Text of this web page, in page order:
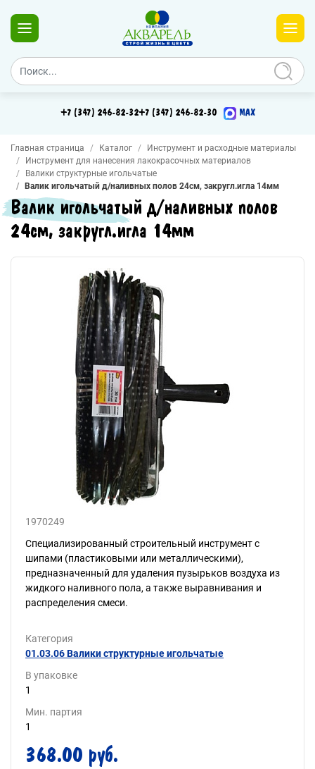
+7 (347) 246-82-32+7 (347) 246-82-30 MAX
Главная страница Каталог
Инструмент и расходные материалы
Инструмент для нанесения лакокрасочных материалов
Валики структурные игольчатые
Валик игольчатый д/наливных полов 24см, закругл.игла 14мм
Валик игольчатый д/наливных полов
24см, закругл.игла 14мм
1970249
Специализированный строительный инструмент с
шипами (пластиковыми или металлическими),
предназначенный для удаления пузырьков воздуха из
жидкого наливного пола, а также выравнивания и
распределения смеси.
Категория
01.03.06 Валики структурные игольчатые
В упаковке
1
Мин. партия
1
368.00 руб.